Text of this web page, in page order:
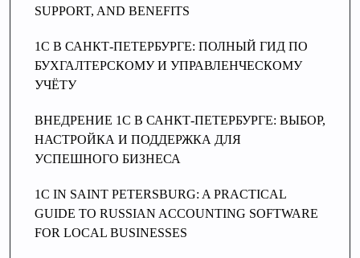
SUPPORT, AND BENEFITS
1C В САНКТ-ПЕТЕРБУРГЕ: ПОЛНЫЙ ГИД ПО
БУХГАЛТЕРСКОМУ И УПРАВЛЕНЧЕСКОМУ
УЧЁТУ
ВНЕДРЕНИЕ 1С В САНКТ-ПЕТЕРБУРГЕ: ВЫБОР,
НАСТРОЙКА И ПОДДЕРЖКА ДЛЯ
УСПЕШНОГО БИЗНЕСА
1C IN SAINT PETERSBURG: A PRACTICAL
GUIDE TO RUSSIAN ACCOUNTING SOFTWARE
FOR LOCAL BUSINESSES